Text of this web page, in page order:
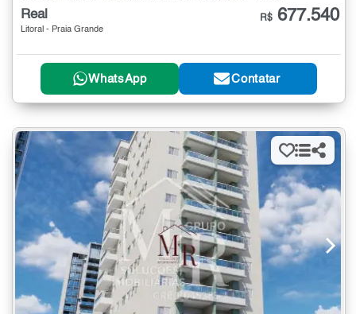
Real
Litoral - Praia Grande
R$ 677.540
WhatsApp Contatar